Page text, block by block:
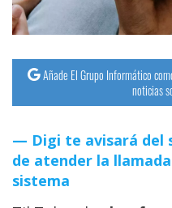
Añade El Grupo Informático
noticias
Digi te avisará del
de atender la
sistema